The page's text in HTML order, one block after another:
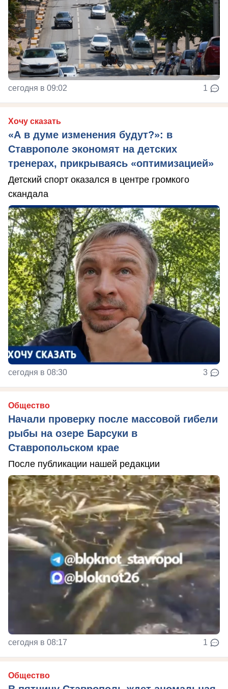
сегодня в 09:02 1
Хочу сказать
«А в думе изменения будут?»: в
Ставрополе экономят на детских
тренерах, прикрываясь «оптимизацией»
Детский спорт оказался в центре громкого
скандала
сегодня в 08:30 3
Общество
Начали проверку после массовой гибели
рыбы на озере Барсуки в
Ставропольском крае
После публикации нашей редакции
сегодня в 08:17 1
Общество